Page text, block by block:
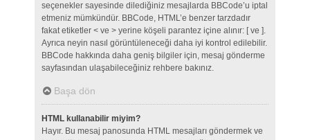
seçenekler sayesinde dilediğiniz mesajlarda BBCode’u iptal
etmeniz mümkündür. BBCode, HTML’e benzer tarzdadır
fakat etiketler < ve > yerine köşeli parantez içine alınır: [ ve ].
Ayrıca neyin nasıl görüntüleneceği daha iyi kontrol edilebilir.
BBCode hakkında daha geniş bilgiler için, mesaj gönderme
sayfasından ulaşabileceğiniz rehbere bakınız.
Başa dön
HTML kullanabilir miyim?
Hayır. Bu mesaj panosunda HTML mesajları göndermek ve